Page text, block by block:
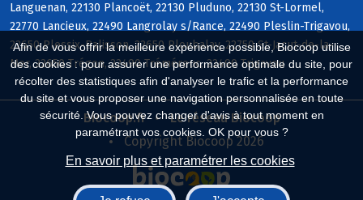
Afin de vous offrir la meilleure expérience possible, Biocoop utilise
des cookies : pour assurer une performance optimale du site, pour
récolter des statistiques afin d'analyser le trafic et la performance
du site et vous proposer une navigation personnalisée en toute
sécurité. Vous pouvez changer d'avis à tout moment en
paramétrant vos cookies. OK pour vous ?
En savoir plus et paramétrer les cookies
Languenan, 22130 Plancoët, 22130 Pluduno, 22130 St-Lormel,
22770 Lancieux, 22490 Langrolay s/Rance, 22490 Pleslin-Trigavou,
22650 Plessix-Balisson, 22650 Ploubalay, 22750 St-Jacut-de-la-
Mer, 22650 Trégon, 22490 Tréméreuc, 22490 Trigavou
Biocoop.fr
Le réseau Biocoop
Copyright Biocoop 2026